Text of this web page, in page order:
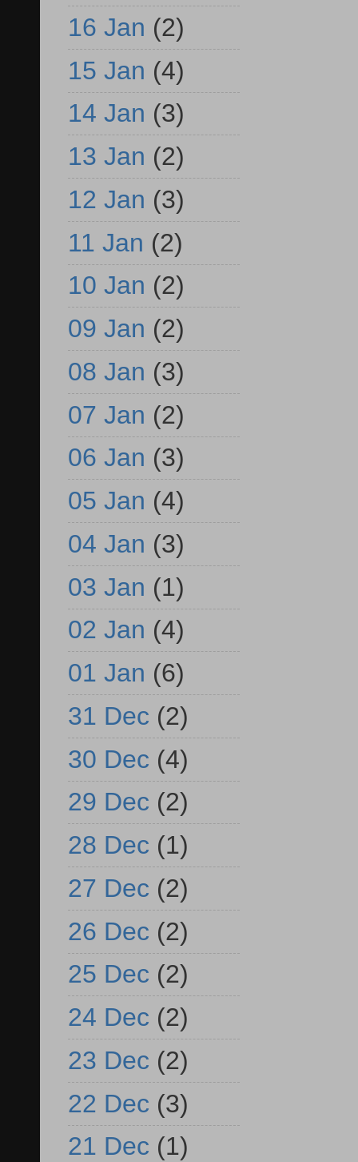
16 Jan (2)
15 Jan (4)
14 Jan (3)
13 Jan (2)
12 Jan (3)
11 Jan (2)
10 Jan (2)
09 Jan (2)
08 Jan (3)
07 Jan (2)
06 Jan (3)
05 Jan (4)
04 Jan (3)
03 Jan (1)
02 Jan (4)
01 Jan (6)
31 Dec (2)
30 Dec (4)
29 Dec (2)
28 Dec (1)
27 Dec (2)
26 Dec (2)
25 Dec (2)
24 Dec (2)
23 Dec (2)
22 Dec (3)
21 Dec (1)